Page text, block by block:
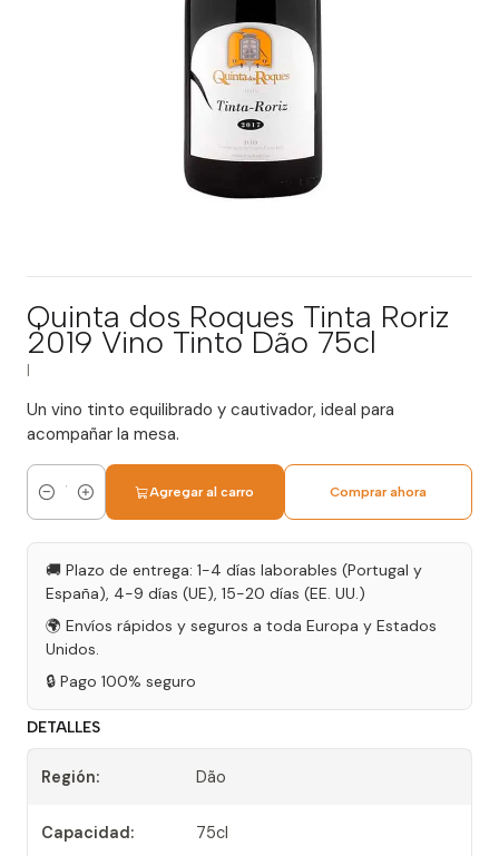
Quinta dos Roques Tinta Roriz
2019 Vino Tinto Dão 75cl
Un vino tinto equilibrado y cautivador, ideal para
acompañar la mesa.
Cantidad
Agregar al carro Comprar ahora
🚚 Plazo de entrega: 1-4 días laborables (Portugal y
España), 4-9 días (UE), 15-20 días (EE. UU.)
🌍 Envíos rápidos y seguros a toda Europa y Estados
Unidos.
🔒 Pago 100% seguro
DETALLES
Región: Dão
Capacidad: 75cl